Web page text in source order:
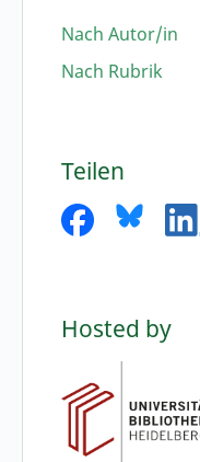
Nach Autor/in
Nach Rubrik
Teilen
Hosted by